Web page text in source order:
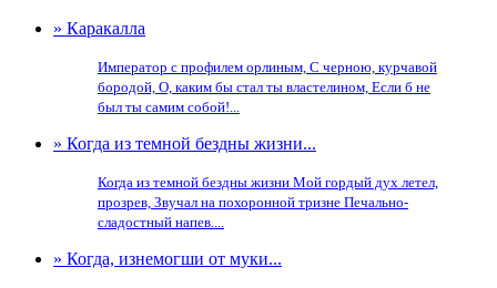
» Каракалла
Император с профилем орлиным, С черною, курчавой
бородой, О, каким бы стал ты властелином, Если б не
был ты самим собой!...
» Когда из темной бездны жизни...
Когда из темной бездны жизни Мой гордый дух летел,
прозрев, Звучал на похоронной тризне Печально-
сладостный напев....
» Когда, изнемогши от муки...